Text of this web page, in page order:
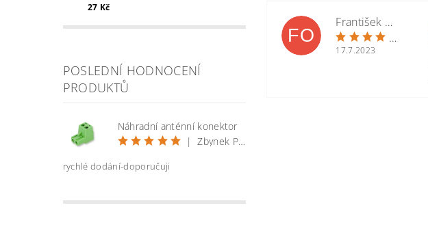
27 Kč
POSLEDNÍ HODNOCENÍ
PRODUKTŮ
Náhradní anténní konektor
|
Zbynek Pekarek
rychlé dodání-doporučuji
FO
František Ošmera
17.7.2023